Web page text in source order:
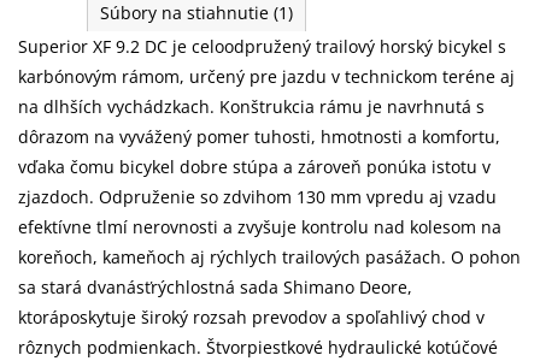
Súbory na stiahnutie (1)
Superior XF 9.2 DC je celoodpružený trailový horský bicykel s
karbónovým rámom, určený pre jazdu v technickom teréne aj
na dlhších vychádzkach. Konštrukcia rámu je navrhnutá s
dôrazom na vyvážený pomer tuhosti, hmotnosti a komfortu,
vďaka čomu bicykel dobre stúpa a zároveň ponúka istotu v
zjazdoch. Odpruženie so zdvihom 130 mm vpredu aj vzadu
efektívne tlmí nerovnosti a zvyšuje kontrolu nad kolesom na
koreňoch, kameňoch aj rýchlych trailových pasážach. O pohon
sa stará dvanásťrýchlostná sada Shimano Deore,
ktoráposkytuje široký rozsah prevodov a spoľahlivý chod v
rôznych podmienkach. Štvorpiestkové hydraulické kotúčové